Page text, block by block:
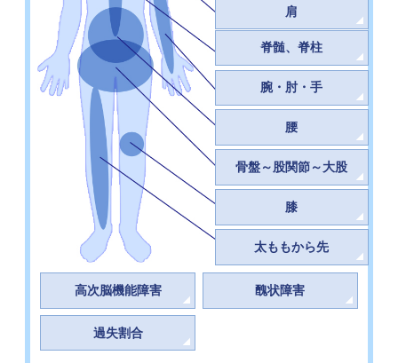
肩
脊髄、脊柱
腕・肘・手
腰
骨盤～股関節～大股
膝
太ももから先
高次脳機能障害 醜状障害
過失割合